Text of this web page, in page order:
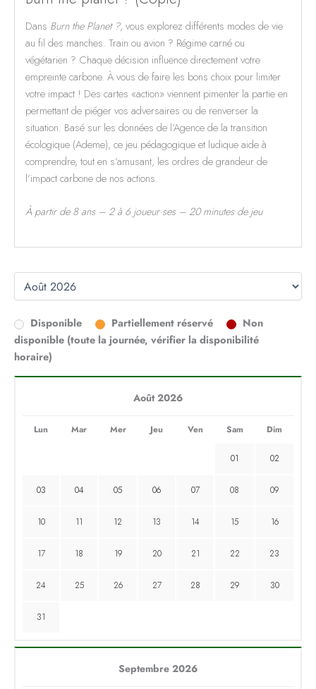
Dans Burn the Planet ?, vous explorez différents modes de vie
au fil des manches. Train ou avion ? Régime carné ou
végétarien ? Chaque décision influence directement votre
empreinte carbone. À vous de faire les bons choix pour limiter
votre impact ! Des cartes «action» viennent pimenter la partie en
permettant de piéger vos adversaires ou de renverser la
situation. Basé sur les données de l’Agence de la transition
écologique (Ademe), ce jeu pédagogique et ludique aide à
comprendre, tout en s’amusant, les ordres de grandeur de
l’impact carbone de nos actions.
À partir de 8 ans – 2 à 6 joueur·ses – 20 minutes de jeu
Disponible Partiellement réservé
Non
disponible (toute la journée, vérifier la disponibilité
horaire)
Août 2026
Lun Mar Mer Jeu Ven Sam Dim
01 02
03 04 05 06 07 08 09
10 11 12 13 14 15 16
17 18 19 20 21 22 23
24 25 26 27 28 29 30
31
Septembre 2026